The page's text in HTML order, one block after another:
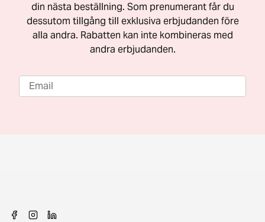
din nästa beställning. Som prenumerant får du
dessutom tillgång till exklusiva erbjudanden före
alla andra. Rabatten kan inte kombineras med
andra erbjudanden.